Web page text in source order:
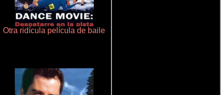
Otra ridícula película de baile